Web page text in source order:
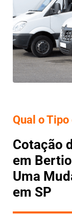
Qual o
Cotação
em
Uma
em SP